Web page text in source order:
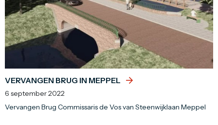
VERVANGEN BRUG IN MEPPEL
6 september 2022
Vervangen Brug Commissaris de Vos van Steenwijklaan Meppel